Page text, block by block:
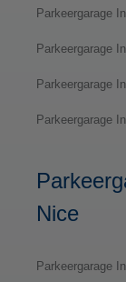
Parkeergarage
Parkeergarage
Parkeergarage
Parkeergarage
Nice
Parkeergarage